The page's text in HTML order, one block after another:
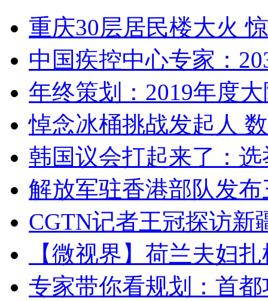
重庆30层居民楼大火
中国疾控中心专家：
年终策划：2019年度
悼念冰桶挑战发起人
韩国议会打起来了：
解放军驻香港部队发
CGTN记者王冠探访新
【微视界】荷兰夫妇
专家带你看规划：首